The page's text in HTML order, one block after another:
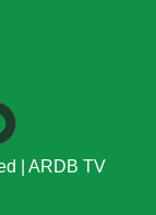
ត្នោតជាចំណីមួយ
ប្រជាពលរដ្ឋរស់នៅ
ម​ពិសា។​ អ្នកស្រី
នៅក្នុងសម័យកូវីដ​
ប្រជាពលរដ្ឋ​
វាងប្រទេសទាំងពីរ
ល្អិតចង្រៃ។
គានីស្ថានមានបំណង
ARDB TV